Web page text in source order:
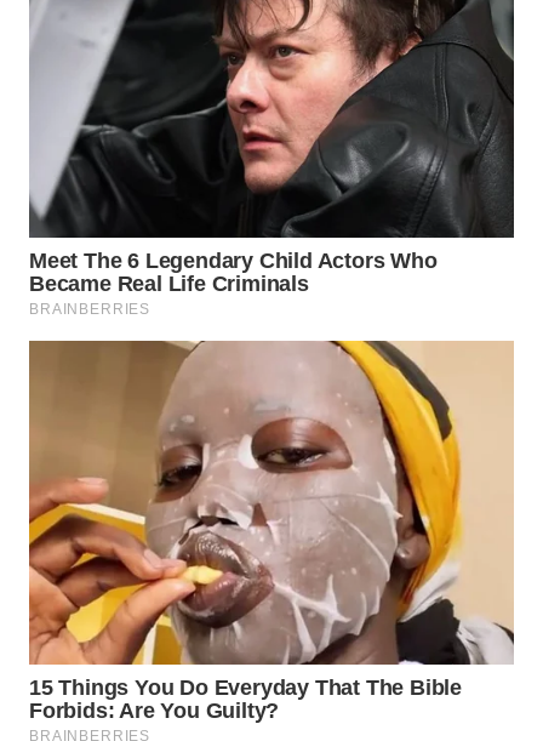
WN
PAKPAK
KARAWANG
WN
WN
DEPOK
WN
TAPANULI
UTARA
WN
SAMOSIR